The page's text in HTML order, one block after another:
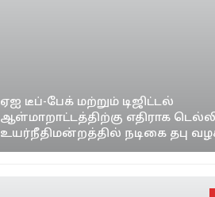
ஏஐ டீப்-பேக் மற்றும் டிஜிட்டல்
ஆள்மாறாட்டத்திற்கு எதிராக
உயர்நீதிமன்றத்தில் நடிகை தபு